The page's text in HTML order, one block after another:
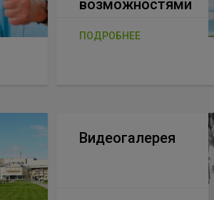
возможностями
ПОДРОБНЕЕ
Видеогалерея